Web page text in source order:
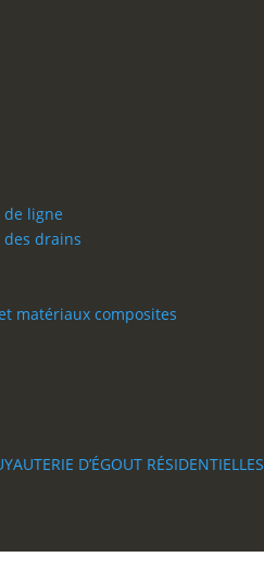
de ligne
drains
matériaux composites
D’ÉGOUT RÉSIDENTIELLES